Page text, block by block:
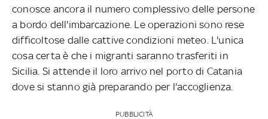
conosce ancora il numero complessivo delle persone
a bordo dell'imbarcazione. Le operazioni sono rese
difficoltose dalle cattive condizioni meteo. L'unica
cosa certa è che i migranti saranno trasferiti in
Sicilia. Si attende il loro arrivo nel porto di Catania
dove si stanno già preparando per l'accoglienza.
PUBBLICITÀ